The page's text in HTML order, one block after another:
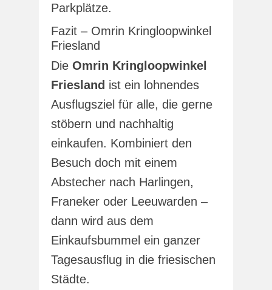
Parkplätze.
Fazit – Omrin Kringloopwinkel
Friesland
Die Omrin Kringloopwinkel
Friesland ist ein lohnendes
Ausflugsziel für alle, die gerne
stöbern und nachhaltig
einkaufen. Kombiniert den
Besuch doch mit einem
Abstecher nach Harlingen,
Franeker oder Leeuwarden –
dann wird aus dem
Einkaufsbummel ein ganzer
Tagesausflug in die friesischen
Städte.